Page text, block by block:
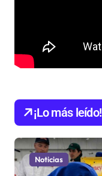
¡Lo más leído!
Noticias